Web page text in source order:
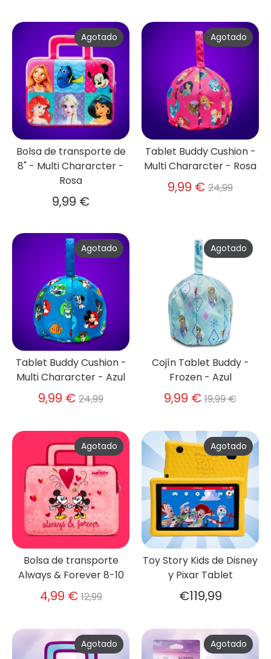
Bolsa de transporte de
8" - Multi Chararcter -
Rosa
9,99 €
Agotado
Tablet Buddy Cushion -
Multi Chararcter - Rosa
9,99 €Precio
24,99
Agotado
Tablet Buddy Cushion -
Multi Chararcter - Azul
9,99 €Precio
24,99
Agotado
Cojín Tablet Buddy -
Frozen - Azul
9,99 €Precio
19,99 €
Agotado
Bolsa de transporte
Always & Forever 8-10
4,99 €Precio
12,99
Agotado
Toy Story Kids de Disney
y Pixar Tablet
€119,99
Agotado
Agotado Agotado